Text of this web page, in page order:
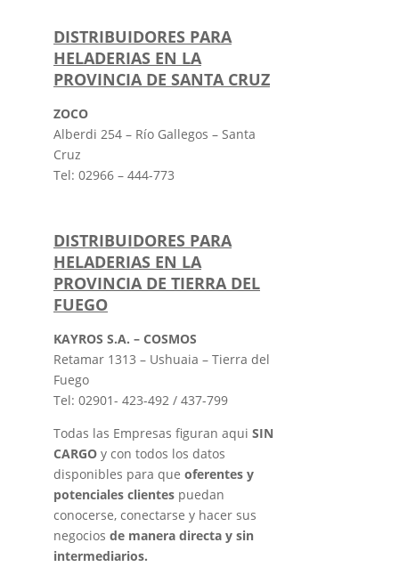
DISTRIBUIDORES PARA
HELADERIAS EN LA
PROVINCIA DE SANTA CRUZ
ZOCO
Alberdi 254 – Río Gallegos – Santa
Cruz
Tel: 02966 – 444-773
DISTRIBUIDORES PARA
HELADERIAS EN LA
PROVINCIA DE TIERRA DEL
FUEGO
KAYROS S.A. – COSMOS
Retamar 1313 – Ushuaia – Tierra del
Fuego
Tel: 02901- 423-492 / 437-799
Todas las Empresas figuran aqui SIN
CARGO y con todos los datos
disponibles para que oferentes y
potenciales clientes puedan
conocerse, conectarse y hacer sus
negocios de manera directa y sin
intermediarios.